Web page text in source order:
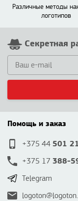
Различные методы
логотипов
Секретная
Помощь и заказ
+375 44 501
+375 17 388-
Telegram